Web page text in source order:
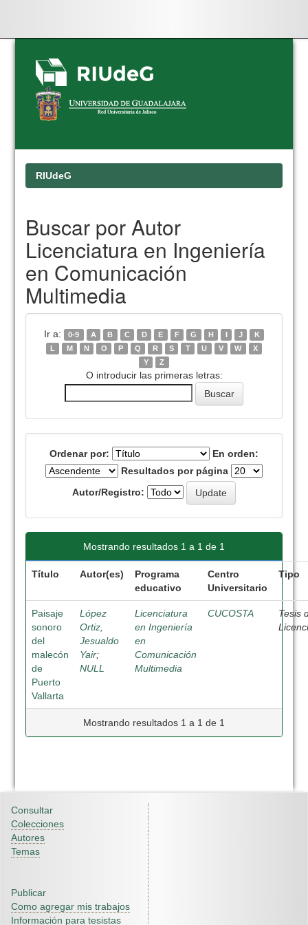
Skip
navigation
RIUdeG
Buscar por Autor
Licenciatura en Ingeniería
en Comunicación
Multimedia
Ir a: 0-9 A B C D E F G H I J
K
L
M N O P Q R S T U V W
X
Y
Z
O introducir las primeras letras:
Ordenar por:
En orden:
Resultados por página
Autor/Registro:
Mostrando resultados 1 a 1 de 1
Título Autor(es)
Programa
educativo
Centro
Universitario
Tipo
Paisaje
sonoro
del
malecón
de
Puerto
Vallarta
López
Ortiz,
Jesualdo
Yair;
NULL
Licenciatura
en Ingeniería
en
Comunicación
Multimedia
CUCOSTA
Tesis
Mostrando resultados 1 a 1 de 1
Consultar
Colecciones
Autores
Temas
Publicar
Como agregar mis trabajos
Información para tesistas